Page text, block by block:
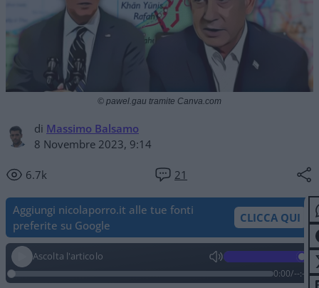
di Massimo Balsamo
8 Novembre 2023, 9:14
6.7k 21
© pawel.gau tramite Canva.com
Aggiungi nicolaporro.it alle tue fonti
preferite su Google
CLICCA QUI
Ascolta l'articolo
0:00/--:--